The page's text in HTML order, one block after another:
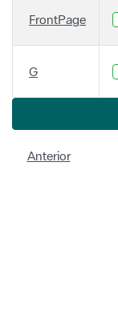
FrontPage
G
Anterior